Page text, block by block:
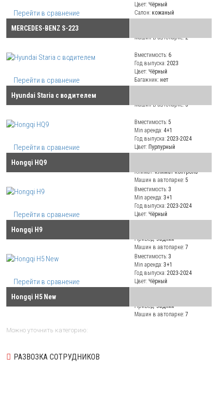
Цвет: Чёрный
Салон: кожаный
Климат:климат-контроль
Машин в автопарке:2
MERCEDES-BENZ S-223
Перейти в сравнение
Вместимость: 6
Год выпуска:2023
Цвет: Чёрный
Багажник: нет
Салон:кожаный
Машин в автопарке:5
Hyundai Staria с водителем
Перейти в сравнение
Вместимость:5
Min аренда: 4+1
Год выпуска:2023-2024
Цвет: Пурпурный
Багажник:есть
Климат:климат-контроль
Машин в автопарке:5
Hongqi HQ9
Перейти в сравнение
Вместимость:3
Min аренда:3+1
Год выпуска:2023-2024
Цвет: Чёрный
Салон:кожаный
Привод:задний
Машин в автопарке:7
Hongqi H9
Перейти в сравнение
Вместимость:3
Min аренда:3+1
Год выпуска:2023-2024
Цвет: Чёрный
Салон:кожаный
Привод:задний
Машин в автопарке:7
Hongqi H5 New
Перейти в сравнение
Можно уточнить категорию:
РАЗВОЗКА СОТРУДНИКОВ